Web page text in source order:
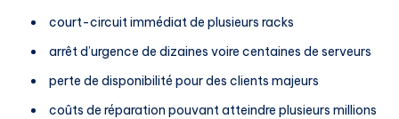
court-circuit immédiat de plusieurs racks
arrêt d’urgence de dizaines voire centaines de serveurs
perte de disponibilité pour des clients majeurs
coûts de réparation pouvant atteindre plusieurs millions